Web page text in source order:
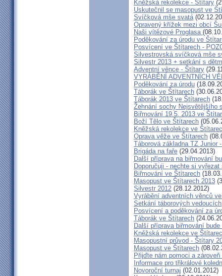
Kněžská rekolekce - Štítary
Uskutečnil se masopust ve
Svíčková mše svatá
Opravený křížek mezi obcí
Naši vítězové Proglasa
Poděkování za úrodu ve
Posvícení ve Štítarech -
Silvestrovská svíčková mše
Silvestr 2013 + setkání s
Adventní věnce - Štítary
VYRÁBĚNÍ ADVENTNÍCH
Poděkování za úrodu
Táborák ve Štítarech
Táborák 2013 ve Štítarech
Žehnání sochy Nejsvětějšího
Biřmování 19.5. 2013 ve
Boží Tělo ve Štítarech
Kněžská rekolekce ve
Oprava věže ve Štítarech
Táborová základna TZ Junior
Brigáda na faře (29.04.2013)
Další příprava na biřmování
Doporučuji - nechte si vyřezat
Biřmování ve Štítarech
Masopust ve Štítarech 2013
Silvestr 2012 (28.12.2012)
Vyrábění adventních věnců
Setkání táborových vedoucích
Posvícení a poděkování za
Táborák ve Štítarech
Další příprava biřmování
Kněžská rekolekce ve
Masopustní průvod - Štítary
Masopust ve Štítarech
Přijďte nám pomoci a
Informace pro třikrálové
Novoroční turnaj (02.01.2012)